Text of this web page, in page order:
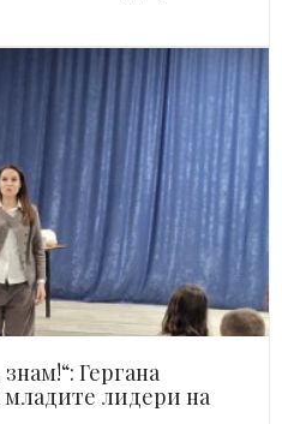
Гергана
младите лидери на